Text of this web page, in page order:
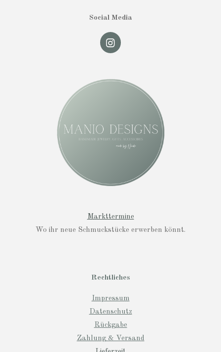
Social Media
I
n
a
Markttermine
Wo ihr neue Schmuckstücke erwerben könnt.
Rechtliches
Impressum
Datenschutz
Rückgabe
Zahlung & Versand